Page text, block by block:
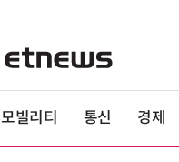
모빌리티 통신 경제